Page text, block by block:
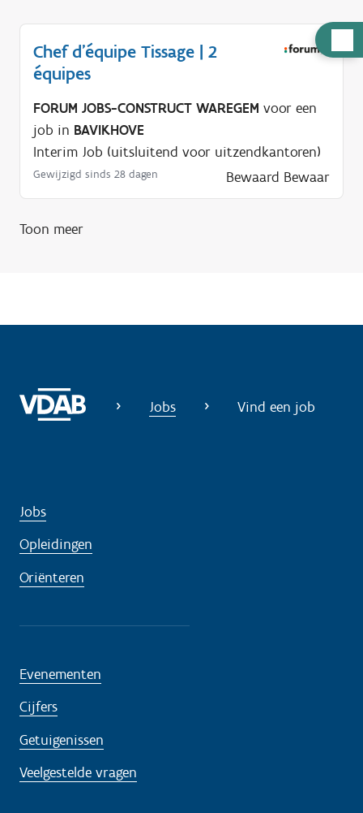
u
Chef d'équipe Tissage | 2
équipes
FORUM JOBS-CONSTRUCT WAREGEM voor een
job in BAVIKHOVE
Interim Job (uitsluitend voor uitzendkantoren)
Gewijzigd sinds 28 dagen Bewaard Bewaar
Toon meer
Jobs Vind een job
Jobs
Opleidingen
Oriënteren
Evenementen
Cijfers
Getuigenissen
Veelgestelde vragen